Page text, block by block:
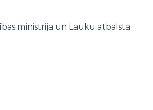
ministrija un Lauku atbalsta